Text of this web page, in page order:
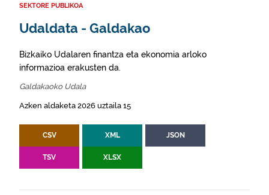
SEKTORE PUBLIKOA
Udaldata - Galdakao
Bizkaiko Udalaren finantza eta ekonomia arloko
informazioa erakusten da.
Galdakaoko Udala
Azken aldaketa 2026 uztaila 15
CSV XML JSON
TSV XLSX